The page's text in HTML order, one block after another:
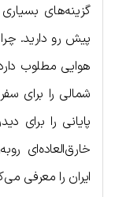
گزینه‌های
هوایی مطلوب
شمالی را برای
پایانی را برای
خارق‌العاده‌ای
ایران را معرفی